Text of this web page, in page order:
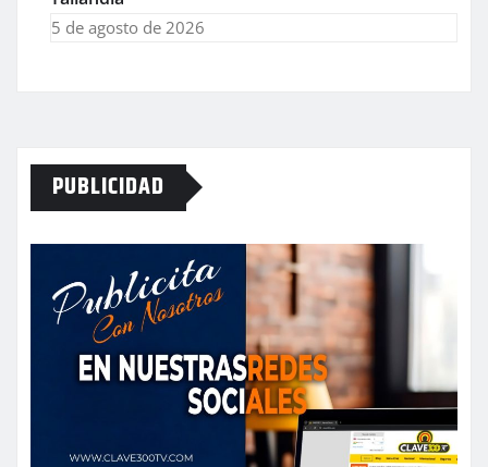
5 de agosto de 2026
PUBLICIDAD